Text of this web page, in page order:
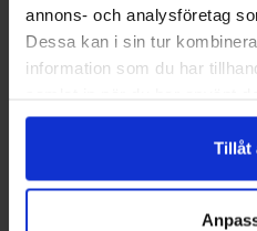
annons- och analysföretag
Dessa kan i sin tur
information som du har
Tillåt
fyllning, god funktion
Rengöring och